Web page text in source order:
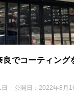
良でコーティング
公開日： 2022年8月